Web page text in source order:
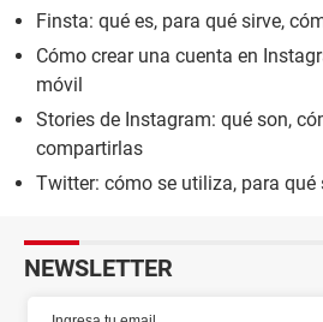
Finsta: qué es, para qué sirve,
Cómo crear una cuenta en
móvil
Stories de Instagram: qué son,
compartirlas
Twitter: cómo se utiliza, para qué
NEWSLETTER